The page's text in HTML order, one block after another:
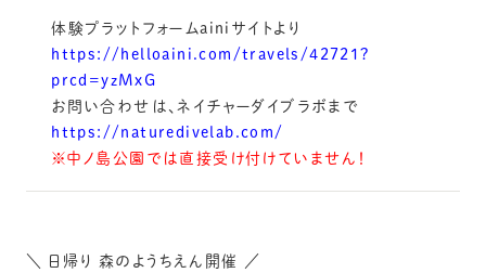
体験プラットフォームainiサイトより
https://helloaini.com/travels/42721?
prcd=yzMxG
お問い合わせは、ネイチャーダイブラボまで
https://naturedivelab.com/
※中ノ島公園では直接受け付けていません！
＼ 日帰り 森のようちえん開催 ／